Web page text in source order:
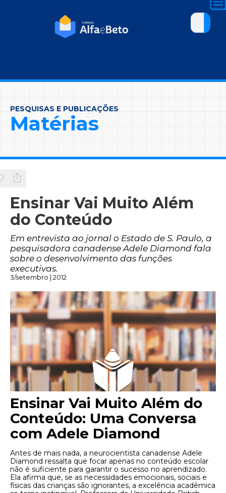
PESQUISAS E PUBLICAÇÕES
Matérias
Ensinar Vai Muito Além
do Conteúdo
Em entrevista ao jornal o Estado de S. Paulo, a
pesquisadora canadense Adele Diamond fala
sobre o desenvolvimento das funções
executivas.
3/setembro | 2012
Ensinar Vai Muito Além do
Conteúdo: Uma Conversa
com Adele Diamond
Antes de mais nada, a neurocientista canadense Adele
Diamond ressalta que focar apenas no conteúdo escolar
não é suficiente para garantir o sucesso no aprendizado.
Ela afirma que, se as necessidades emocionais, sociais e
físicas das crianças são ignorantes, a excelência acadêmica